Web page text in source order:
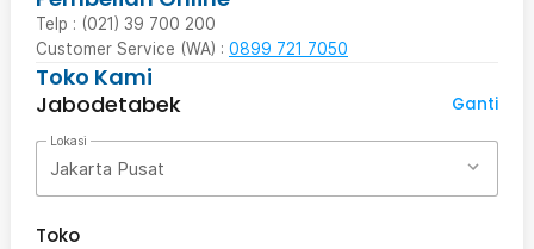
Telp : (021) 39 700 200
Customer Service (WA) : 0899 721 7050
Toko Kami
Jabodetabek
Ganti
Lokasi
Jakarta Pusat
Toko